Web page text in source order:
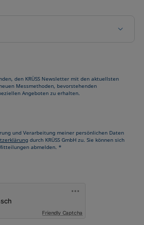
den KRÜSS Newsletter mit den aktuellsten
Messmethoden, bevorstehenden
Angeboten zu erhalten.
und Verarbeitung meiner persönlichen Daten
durch KRÜSS GmbH zu. Sie können sich
abmelden. *
Friendly Captcha